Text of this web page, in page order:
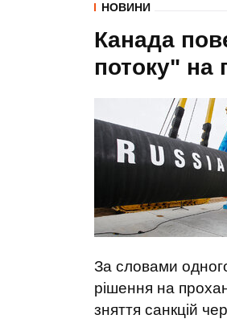
НОВИНИ
Канада
потоку" на
За словами
рішення на
зняття санкцій